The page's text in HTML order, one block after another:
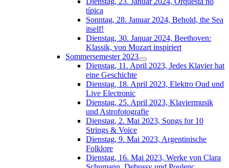
típica
Sonntag, 28. Januar 2024, Behold, the Sea
itself!
Dienstag, 30. Januar 2024, Beethoven:
Klassik, von Mozart inspiriert
Sommersemester 2023
Dienstag, 11. April 2023, Jedes Klavier hat
eine Geschichte
Dienstag, 18. April 2023, Elektro Oud und
Live Electronic
Dienstag, 25. April 2023, Klaviermusik
und Astrofotografie
Dienstag, 2. Mai 2023, Songs for 10
Strings & Voice
Dienstag, 9. Mai 2023, Argentinische
Folklore
Dienstag, 16. Mai 2023, Werke von Clara